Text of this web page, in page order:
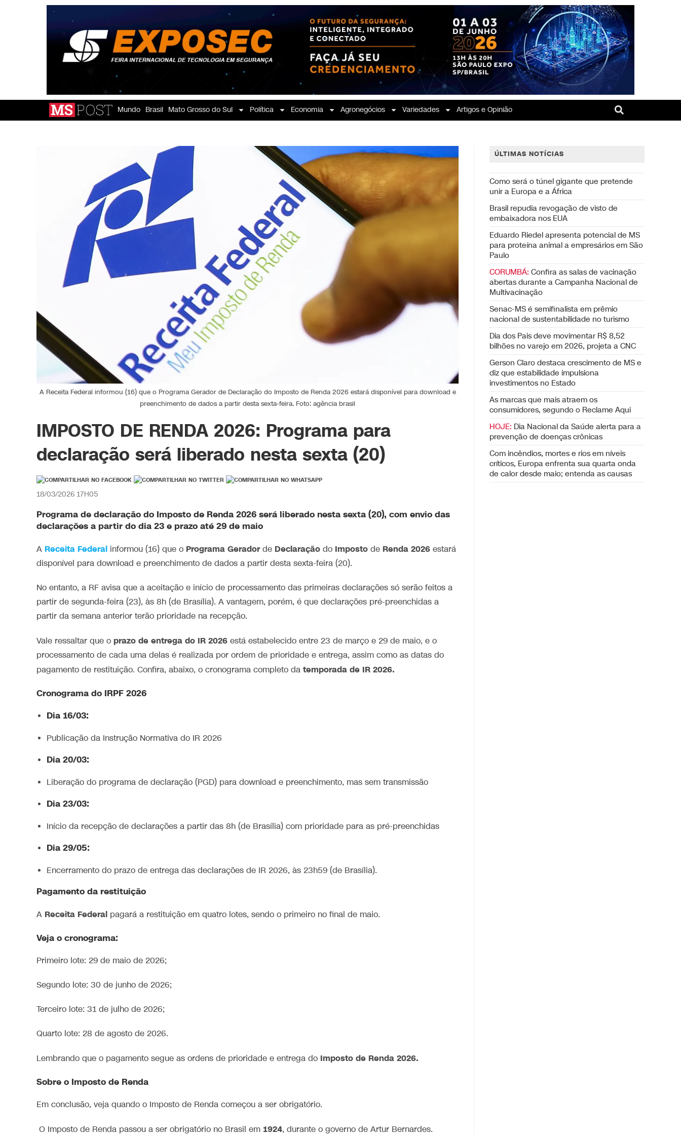
Mundo Brasil Mato Grosso do Sul Política Economia Agronegócios Variedades Artigos e Opinião
A Receita Federal informou (16) que o Programa Gerador de Declaração do Imposto de Renda 2026 estará disponível para download e
preenchimento de dados a partir desta sexta-feira. Foto: agência brasil
IMPOSTO DE RENDA 2026: Programa para
declaração será liberado nesta sexta (20)
18/03/2026 17H05
Programa de declaração do Imposto de Renda 2026 será liberado nesta sexta (20), com envio das
declarações a partir do dia 23 e prazo até 29 de maio
A Receita Federal informou (16) que o Programa Geradorde Declaração do Imposto de Renda 2026 estará
disponível para download e preenchimento de dados a partir desta sexta-feira (20).
No entanto, a RF avisa que a aceitação e início de processamento das primeiras declarações só serão feitos a
partir de segunda-feira (23), às 8h (de Brasília). A vantagem, porém, é que declarações pré-preenchidas a
partir da semana anterior terão prioridade na recepção.
Vale ressaltar que o prazo de entrega do IR 2026 está estabelecido entre 23 de março e 29 de maio, e o
processamento de cada uma delas é realizada por ordem de prioridade e entrega, assim como as datas do
pagamento de restituição. Confira, abaixo, o cronograma completo da temporada de IR 2026.
Cronograma do IRPF 2026
Dia 16/03:
Publicação da Instrução Normativa do IR 2026
Dia 20/03:
Liberação do programa de declaração (PGD) para download e preenchimento, mas sem transmissão
Dia 23/03:
Início da recepção de declarações a partir das 8h (de Brasília) com prioridade para as pré-preenchidas
Dia 29/05:
Encerramento do prazo de entrega das declarações de IR 2026, às 23h59 (de Brasília).
Pagamento da restituição
A Receita Federal pagará a restituição em quatro lotes, sendo o primeiro no final de maio.
Veja o cronograma:
Primeiro lote: 29 de maio de 2026;
Segundo lote: 30 de junho de 2026;
Terceiro lote: 31 de julho de 2026;
Quarto lote: 28 de agosto de 2026.
Lembrando que o pagamento segue as ordens de prioridade e entrega do Imposto de Renda 2026.
Sobre o Imposto de Renda
Em conclusão, veja quando o Imposto de Renda começou a ser obrigatório.
O Imposto de Renda passou a ser obrigatório no Brasil em 1924, durante o governo de Artur Bernardes.
ÚLTIMAS NOTÍCIAS
Como será o túnel gigante que pretende
unir a Europa e a África
Brasil repudia revogação de visto de
embaixadora nos EUA
Eduardo Riedel apresenta potencial de MS
para proteína animal a empresários em São
Paulo
CORUMBÁ: Confira as salas de vacinação
abertas durante a Campanha Nacional de
Multivacinação
Senac-MS é semifinalista em prêmio
nacional de sustentabilidade no turismo
Dia dos Pais deve movimentar R$ 8,52
bilhões no varejo em 2026, projeta a CNC
Gerson Claro destaca crescimento de MS e
diz que estabilidade impulsiona
investimentos no Estado
As marcas que mais atraem os
consumidores, segundo o Reclame Aqui
HOJE: Dia Nacional da Saúde alerta para a
prevenção de doenças crônicas
Com incêndios, mortes e rios em níveis
críticos, Europa enfrenta sua quarta onda
de calor desde maio; entenda as causas